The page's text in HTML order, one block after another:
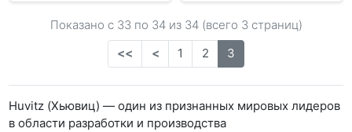
Показано с 33 по 34из 34 (всего 3 страниц)
<<
< 1 2 3
Huvitz (Хьювиц) — один из признанных мировых лидеров
в области разработки и производства